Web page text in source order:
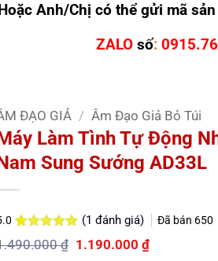
Anh/Chị có thể gửi mã
ZALO số:
ĐẠO GIẢ / Âm Đạo Giả Bỏ Túi
Làm Tình Tự Động
Sung Sướng AD33L
5.0 trên 5
dựa trên
1
(1 đánh giá) Đã bán 650
₫ Giá
1.190.000₫Giá